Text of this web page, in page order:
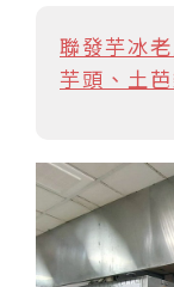
聯發芋冰
芋頭、土